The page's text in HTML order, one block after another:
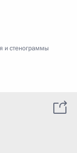
и стенограммы